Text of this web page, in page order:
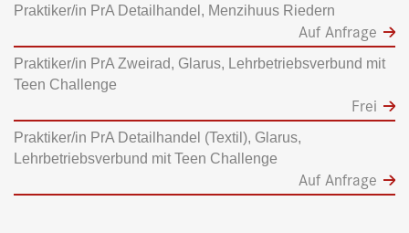
Praktiker/in PrA Detailhandel, Menzihuus Riedern
Auf Anfrage
Praktiker/in PrA Zweirad, Glarus, Lehrbetriebsverbund mit
Teen Challenge
Frei
Praktiker/in PrA Detailhandel (Textil), Glarus,
Lehrbetriebsverbund mit Teen Challenge
Auf Anfrage